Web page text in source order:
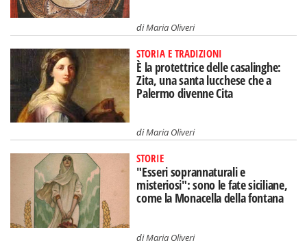
diMaria Oliveri
STORIA E TRADIZIONI
È la protettrice delle casalinghe:
Zita, una santa lucchese che a
Palermo divenne Cita
diMaria Oliveri
STORIE
"Esseri soprannaturali e
misteriosi": sono le fate siciliane,
come la Monacella della fontana
diMaria Oliveri